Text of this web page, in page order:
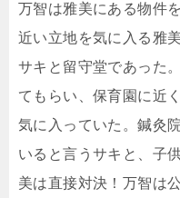
万智は雅美にある物件
近い立地を気に入る雅
サキと留守堂であった
てもらい、保育園に近
気に入っていた。鍼灸
いると言うサキと、子
美は直接対決！万智は